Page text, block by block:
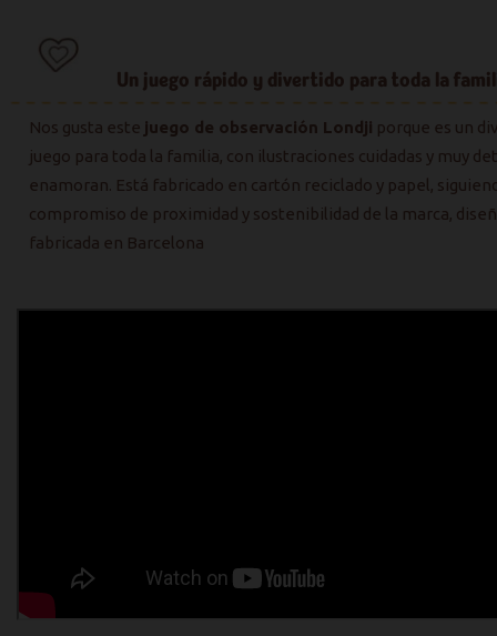
Un juego rápido y divertido para toda la
Nos gusta este juego de observación Londji porque es un
juego para toda la familia, con ilustraciones cuidadas y muy
enamoran. Está fabricado en cartón reciclado y papel,
compromiso de proximidad y sostenibilidad de la marca,
fabricada en Barcelona